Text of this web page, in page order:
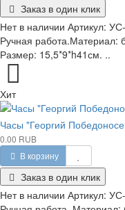
Заказ в один клик
Нет в наличии Артикул:
Ручная работа.Материал:
Размер: 15,5*9*h41см. ..
Хит
Часы "Георгий
0.00 RUB
В корзину
Заказ в один клик
Нет в наличии Артикул: